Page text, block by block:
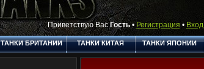
Приветствую Вас Гость•Регистрация • Вход
ТАНКИ БРИТАНИИ ТАНКИ КИТАЯ ТАНКИ ЯПОНИИ
КОНТАКТЫ
ПОЛЕЗНЫЕ
О САЙТЕ